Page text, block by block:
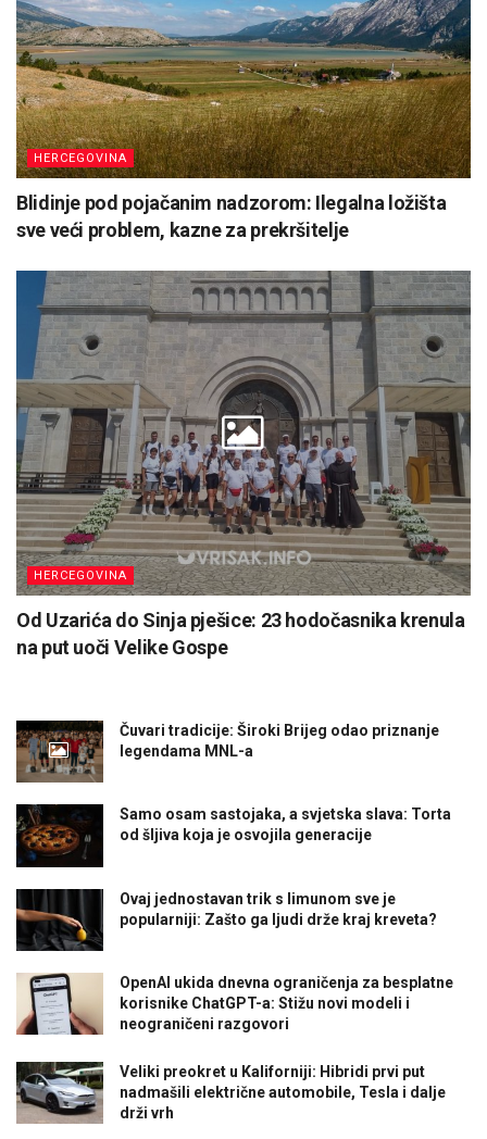
HERCEGOVINA
Blidinje pod pojačanim nadzorom: Ilegalna ložišta
sve veći problem, kazne za prekršitelje
HERCEGOVINA
Od Uzarića do Sinja pješice: 23 hodočasnika krenula
na put uoči Velike Gospe
Čuvari tradicije: Široki Brijeg odao priznanje
legendama MNL-a
Samo osam sastojaka, a svjetska slava: Torta
od šljiva koja je osvojila generacije
Ovaj jednostavan trik s limunom sve je
popularniji: Zašto ga ljudi drže kraj kreveta?
OpenAI ukida dnevna ograničenja za besplatne
korisnike ChatGPT-a: Stižu novi modeli i
neograničeni razgovori
Veliki preokret u Kaliforniji: Hibridi prvi put
nadmašili električne automobile, Tesla i dalje
drži vrh